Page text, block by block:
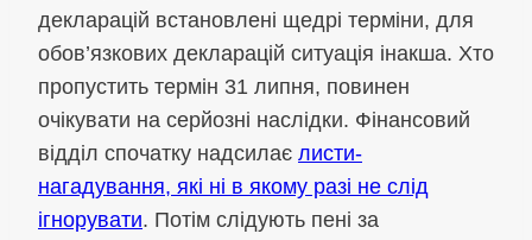
декларацій встановлені щедрі терміни, для
обов’язкових декларацій ситуація інакша. Хто
пропустить термін 31 липня, повинен
очікувати на серйозні наслідки. Фінансовий
відділ спочатку надсилає листи-
нагадування, які ні в якому разі не слід
ігнорувати. Потім слідують пені за